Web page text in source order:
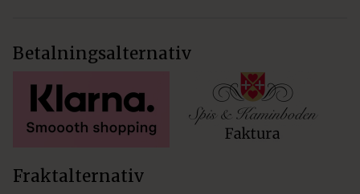
Betalningsalternativ
Fraktalternativ